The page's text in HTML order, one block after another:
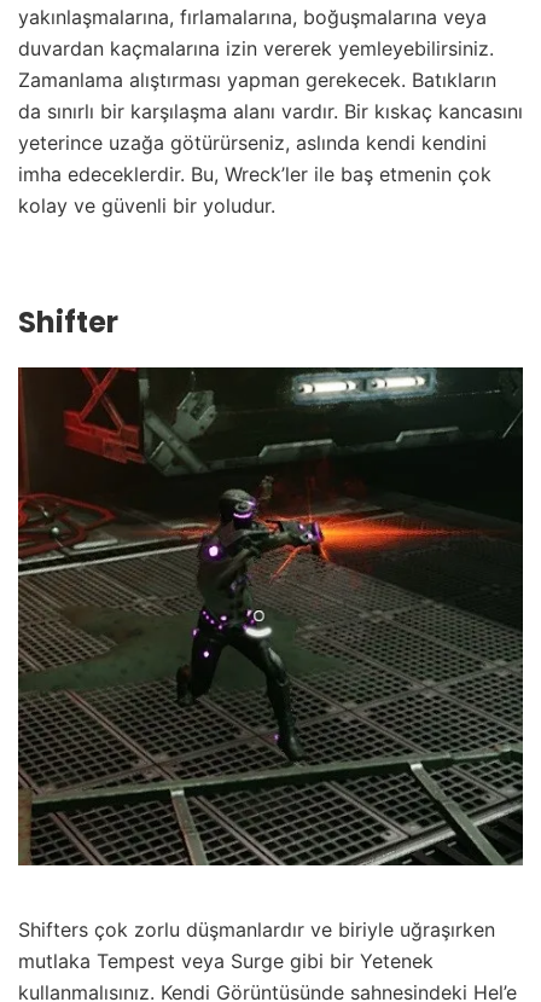
yakınlaşmalarına, fırlamalarına, boğuşmalarına veya
duvardan kaçmalarına izin vererek yemleyebilirsiniz.
Zamanlama alıştırması yapman gerekecek. Batıkların
da sınırlı bir karşılaşma alanı vardır. Bir kıskaç kancasını
yeterince uzağa götürürseniz, aslında kendi kendini
imha edeceklerdir. Bu, Wreck’ler ile baş etmenin çok
kolay ve güvenli bir yoludur.
Shifter
Shifters çok zorlu düşmanlardır ve biriyle uğraşırken
mutlaka Tempest veya Surge gibi bir Yetenek
kullanmalısınız. Kendi Görüntüsünde sahnesindeki Hel’e